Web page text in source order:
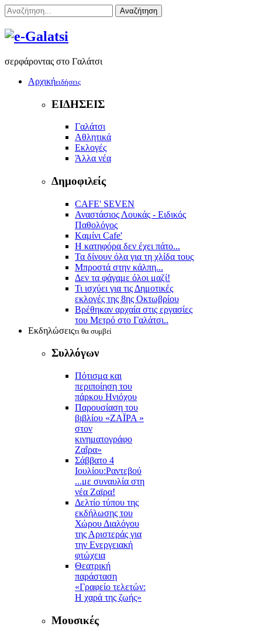
Αναζήτηση
σερφάροντας στο Γαλάτσι
Αρχικήειδήσεις
ΕΙΔΗΣΕΙΣ
Γαλάτσι
Αθλητικά
Εκλογές
Άλλα νέα
Δημοφιλείς
CAFE' SEVEN
Αναστάσιος Λουκάς - Ειδικός
Παθολόγος
Kαμίνι Cafe'
Η κατηφόρα δεν έχει πάτο...
Τα δίνουν όλα για τη χλίδα τους
Μπροστά στην κάλπη...
Δεν τα φάγαμε όλοι μαζί!
Τι ισχύει για τις Δημοτικές
εκλογές της 8ης Οκτωβρίου
Βρέθηκαν αρχαία στις εργασίες
του Μετρό στο Γαλάτσι..
Εκδηλώσειςτι θα συμβεί
Συλλόγων
Πότισμα και
περιποίηση του
πάρκου Ηνιόχου
Παρουσίαση του
βιβλίου «ΖΑΪΡΑ »
στον
κινηματογράφο
Ζαΐρα»
Σάββατο 4
Ιουλίου:Ραντεβού
...με συναυλία στη
νέα Ζαϊρα!
Δελτίο τύπου της
εκδήλωσης του
Χώρου Διαλόγου
της Αριστεράς για
την Ενεργειακή
φτώχεια
Θεατρική
παράσταση
«Γραφείο τελετών:
Η χαρά της ζωής»
Μουσικές